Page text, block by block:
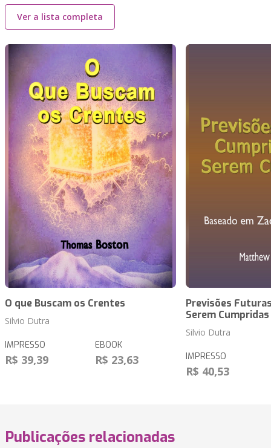
Ver a lista completa
O que Buscam os Crentes
Silvio Dutra
IMPRESSO
R$ 39,39
EBOOK
R$ 23,63
Previsões
Serem Cumpridas
Silvio Dutra
IMPRESSO
R$ 40,53
Publicações relacionadas